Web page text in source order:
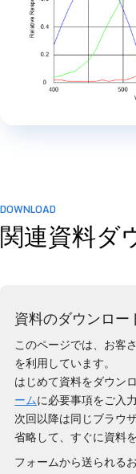
DOWNLOAD
関連資料ダ
資料のダウンロー
このページでは、お客
を利用しています。
はじめて資料をダウン
ームに必要事項をご入
次回以降は同じブラウ
省略して、すぐに資料
フォームから送られる